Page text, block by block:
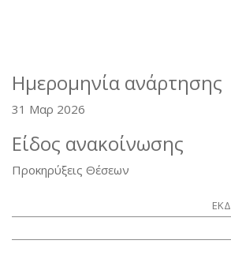
Ημερομηνία ανάρτησης
31 Μαρ 2026
Είδος ανακοίνωσης
Προκηρύξεις Θέσεων